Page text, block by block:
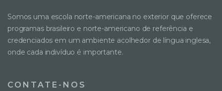
Somos uma escola norte-americana no exterior que oferece
programas brasileiro e norte-americano de referência e
credenciados em um ambiente acolhedor de língua inglesa,
onde cada indivíduo é importante.
CONTATE-NOS